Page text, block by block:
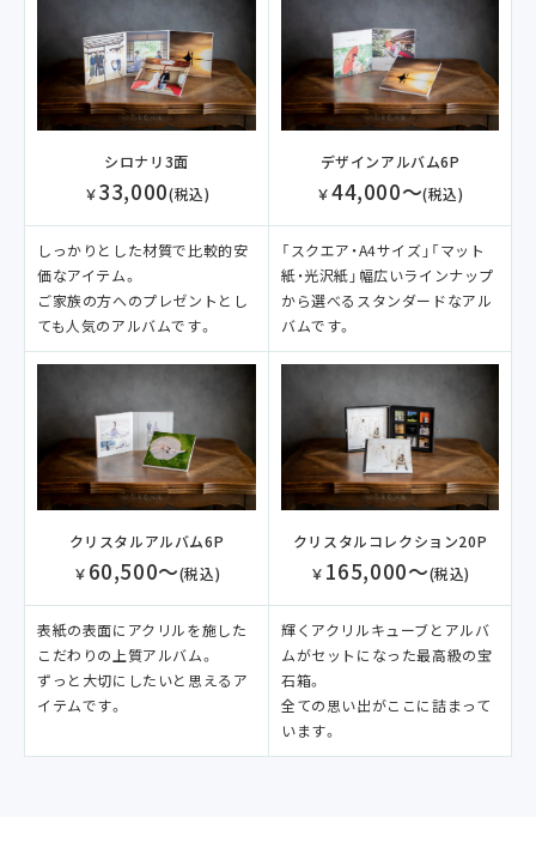
シロナリ3面
￥33,000(税込)
しっかりとした材質で比較的安
価なアイテム。
ご家族の方へのプレゼントとし
ても人気のアルバムです。
デザインアルバム6P
￥44,000～(税込)
「スクエア・A4サイズ」「マット
紙・光沢紙」幅広いラインナップ
から選べるスタンダードなアル
バムです。
クリスタルアルバム6P
￥ 60,500～(税込)
表紙の表面にアクリルを施した
こだわりの上質アルバム。
ずっと大切にしたいと思えるア
イテムです。
クリスタルコレクション20P
￥ 165,000～(税込)
輝くアクリルキューブとアルバ
ムがセットになった最高級の宝
石箱。
全ての思い出がここに詰まって
います。